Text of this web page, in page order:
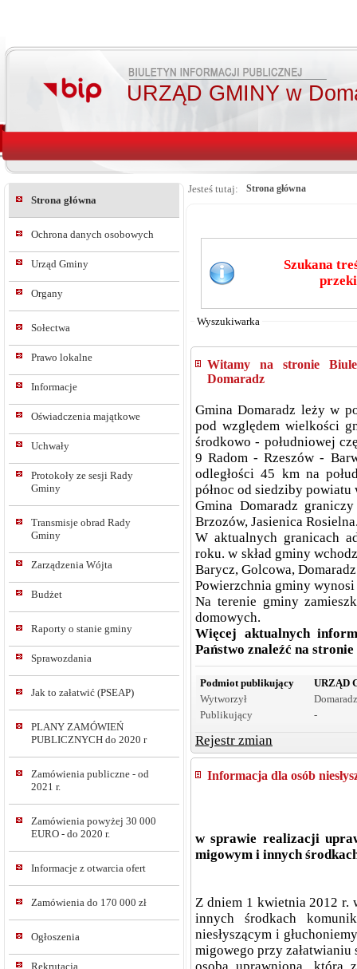
URZĄD GMINY w
Strona główna
Ochrona danych osobowych
Urząd Gminy
Organy
Sołectwa
Prawo lokalne
Informacje
Oświadczenia majątkowe
Uchwały
Protokoły ze sesji Rady
Gminy
Transmisje obrad Rady
Gminy
Zarządzenia Wójta
Budżet
Raporty o stanie gminy
Sprawozdania
Jak to załatwić (PSEAP)
PLANY ZAMÓWIEŃ
PUBLICZNYCH do 2020 r
Zamówienia publiczne - od
2021 r.
Zamówienia powyżej 30 000
EURO - do 2020 r.
Informacje z otwarcia ofert
Zamówienia do 170 000 zł
Ogłoszenia
Rekrutacja
Jesteś tutaj: Strona główna
Szukana
Wyszukiwarka
Witamy na stronie
Domaradz
Gmina Domaradz leży w
pod względem wielkości
środkowo - południowej
9 Radom - Rzeszów -
odległości 45 km na
północ od siedziby
Gmina Domaradz
Brzozów, Jasienica
W aktualnych granicach
roku. w skład gminy
Barycz, Golcowa,
Powierzchnia gminy
Na terenie gminy
domowych.
Więcej aktualnych
Państwo znaleźć na stronie
Podmiot publikujący
URZĄD
Wytworzył
Publikujący
-
Rejestr zmian
Informacja dla osób
w sprawie realizacji
migowym i innych
Z dniem 1 kwietnia 2012 r.
innych środkach
niesłyszącym i
migowego przy